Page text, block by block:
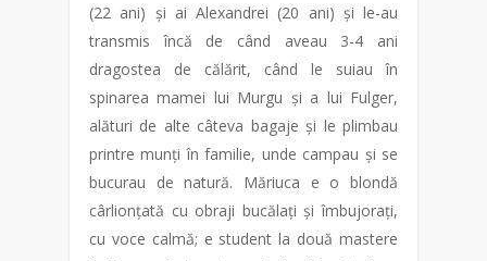
(22 ani) și ai Alexandrei (20 ani) și le-au
transmis încă de când aveau 3-4 ani
dragostea de călărit, când le suiau în
spinarea mamei lui Murgu și a lui Fulger,
alături de alte câteva bagaje și le plimbau
printre munți în familie, unde campau și se
bucurau de natură. Măriuca e o blondă
cârlionțată cu obraji bucălați și îmbujorați,
cu voce calmă; e student la două mastere